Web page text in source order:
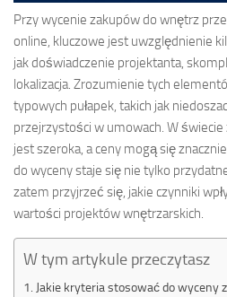
Przy wycenie zakupów do wnętrz
online, kluczowe jest uwzględnienie
jak doświadczenie projektanta,
lokalizacja. Zrozumienie tych
typowych pułapek, takich jak
przejrzystości w umowach. W
jest szeroka, a ceny mogą się
do wyceny staje się nie tylko
zatem przyjrzeć się, jakie czynniki
wartości projektów wnętrzarskich.
W tym artykule przeczytasz
Jakie kryteria stosować do wyceny